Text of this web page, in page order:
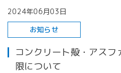
2024年06月03日
お知らせ
コンクリート殻・アス
限について